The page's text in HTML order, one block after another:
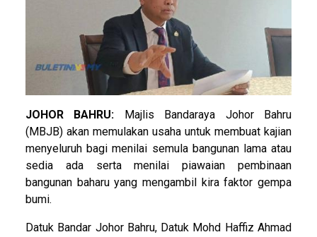
JOHOR BAHRU: Majlis Bandaraya Johor Bahru
(MBJB) akan memulakan usaha untuk membuat kajian
menyeluruh bagi menilai semula bangunan lama atau
sedia ada serta menilai piawaian pembinaan
bangunan baharu yang mengambil kira faktor gempa
bumi.
Datuk Bandar Johor Bahru, Datuk Mohd Haffiz Ahmad